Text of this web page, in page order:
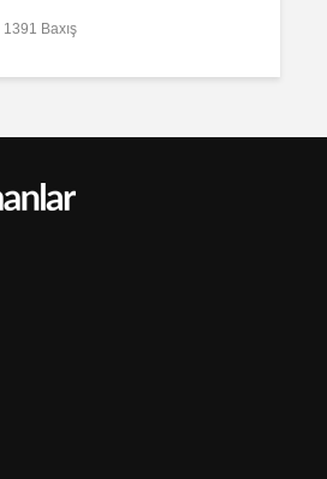
1391 Baxış